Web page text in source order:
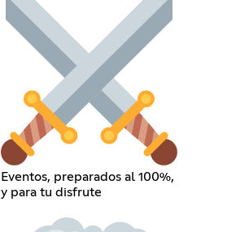
Eventos, preparados al 100%,
y para tu disfrute